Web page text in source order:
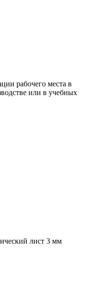
рабочего места в
или в учебных
лист 3 мм